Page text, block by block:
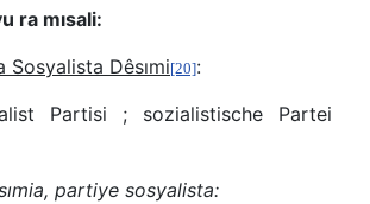
ra mısali:
Sosyalista Dêsımi[20]:
Partisi ; sozialistische Partei
partiye sosyalista: